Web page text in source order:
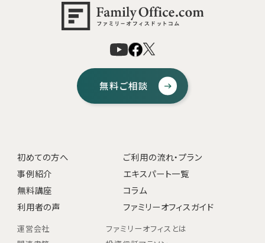
無料ご相談
初めての方へ
ご利用の流れ・プラン
事例紹介
エキスパート一覧
無料講座
コラム
利用者の声
ファミリーオフィスガイド
運営会社
ファミリーオフィスとは